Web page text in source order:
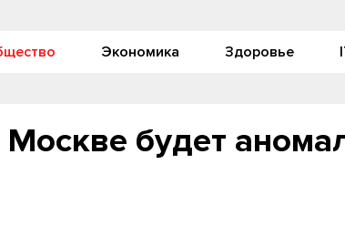
Экономика Здоровье
будет